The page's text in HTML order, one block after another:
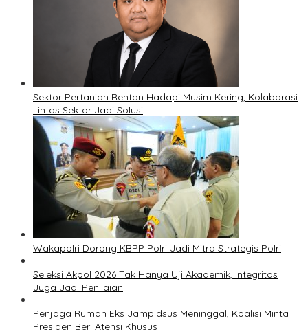
Sektor Pertanian Rentan Hadapi Musim Kering, Kolaborasi
Lintas Sektor Jadi Solusi
Wakapolri Dorong KBPP Polri Jadi Mitra Strategis Polri
Seleksi Akpol 2026 Tak Hanya Uji Akademik, Integritas
Juga Jadi Penilaian
Penjaga Rumah Eks Jampidsus Meninggal, Koalisi Minta
Presiden Beri Atensi Khusus